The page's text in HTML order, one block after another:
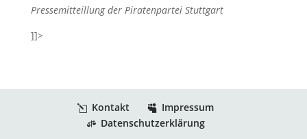
Pressemitteillung der Piratenpartei Stuttgart
]]>
Kontakt
Impressum
Datenschutzerklärung